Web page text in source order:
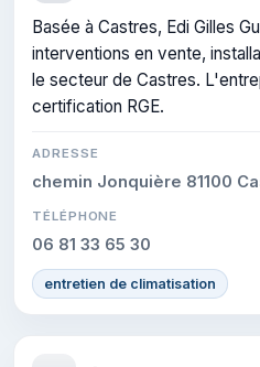
Basée à Castres, Edi Gilles
interventions en vente,
le secteur de Castres.
certification RGE.
ADRESSE
chemin Jonquière 81100
TÉLÉPHONE
06 81 33 65 30
entretien de climatisation